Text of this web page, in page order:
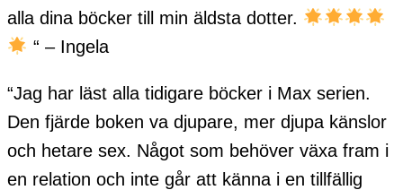
alla dina böcker till min äldsta dotter.
“ – Ingela
“Jag har läst alla tidigare böcker i Max serien.
Den fjärde boken va djupare, mer djupa känslor
och hetare sex. Något som behöver växa fram i
en relation och inte går att känna i en tillfällig